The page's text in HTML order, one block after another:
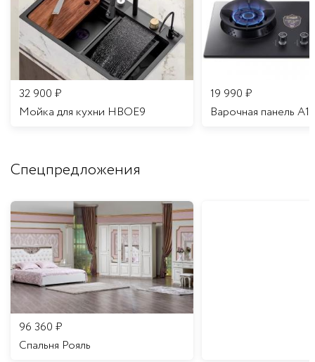
32 900 ₽
Мойка для кухни HBOE9
19 990 ₽
Варочная панель A16
Спецпредложения
96 360 ₽
Спальня Рояль